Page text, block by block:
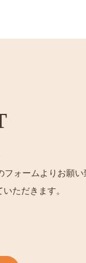
ォームよりお願い
ただきます。